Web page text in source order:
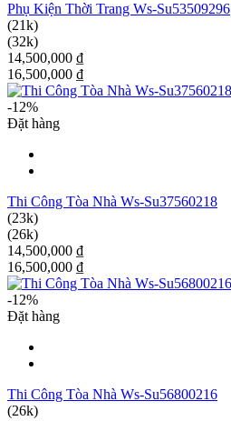
Phụ Kiện Thời Trang Ws-Su53509296
(21k)
(32k)
14,500,000 ₫
16,500,000 ₫
-12%
Đặt hàng
Thi Công Tòa Nhà Ws-Su37560218
(23k)
(26k)
14,500,000 ₫
16,500,000 ₫
-12%
Đặt hàng
Thi Công Tòa Nhà Ws-Su56800216
(26k)